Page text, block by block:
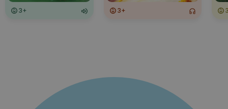
3+ 3+